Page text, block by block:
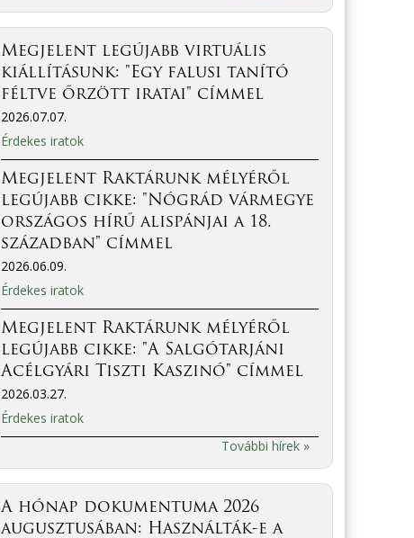
Megjelent legújabb virtuális
kiállításunk: "Egy falusi tanító
féltve őrzött iratai" címmel
2026.07.07.
Érdekes iratok
Megjelent Raktárunk mélyéről
legújabb cikke: "Nógrád vármegye
országos hírű alispánjai a 18.
században" címmel
2026.06.09.
Érdekes iratok
Megjelent Raktárunk mélyéről
legújabb cikke: "A Salgótarjáni
Acélgyári Tiszti Kaszinó" címmel
2026.03.27.
Érdekes iratok
További hírek »
A hónap dokumentuma 2026
augusztusában: Használták-e a